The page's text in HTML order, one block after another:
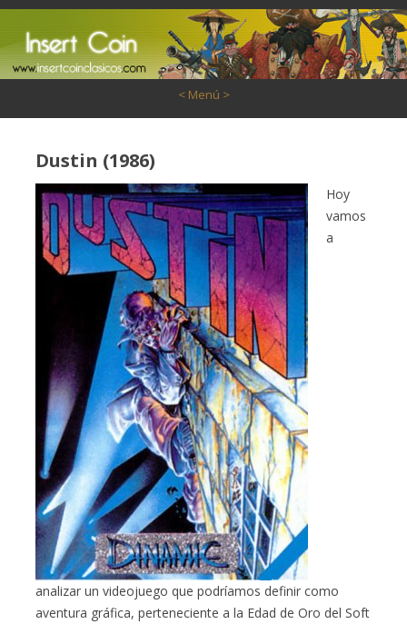
< Menú >
Dustin (1986)
Hoy
vamos
a
analizar un videojuego que podríamos definir como
aventura gráfica, perteneciente a la Edad de Oro del Soft